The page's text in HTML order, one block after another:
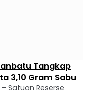
Tangkap
3,10 Gram Sabu
– Satuan Reserse